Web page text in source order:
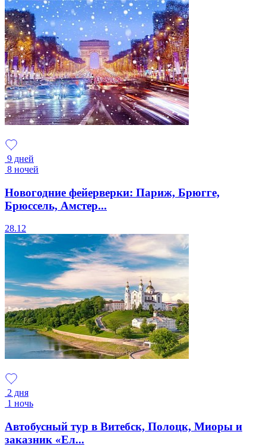
9 дней
8 ночей
Новогодние фейерверки: Париж, Брюгге,
Брюссель, Амстер...
28.12
2 дня
1 ночь
Автобусный тур в Витебск, Полоцк, Миоры и
заказник «Ел...